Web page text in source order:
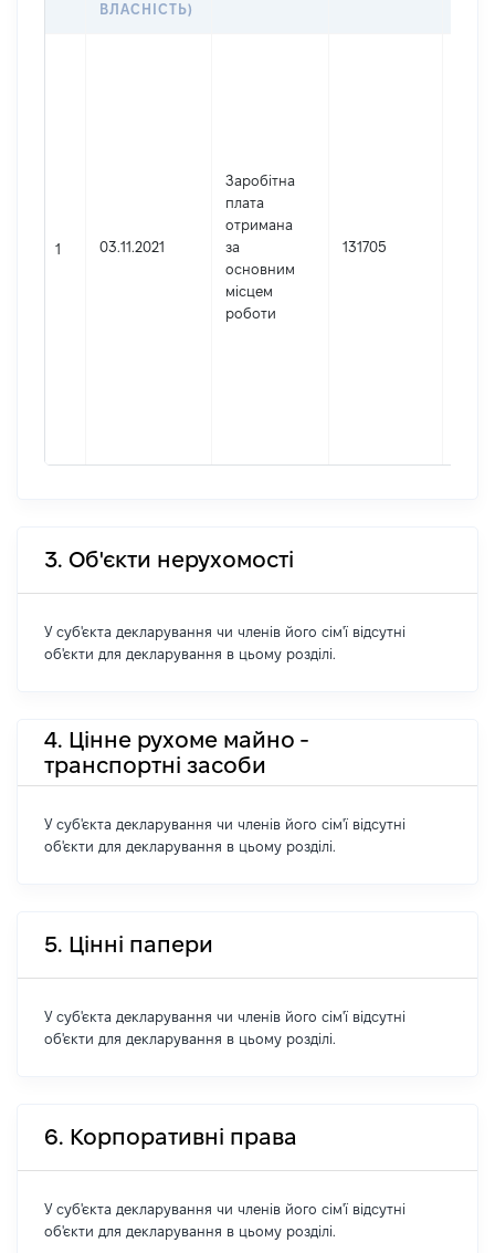
ВЛАСНІСТЬ)
1 03.11.2021
Заробітна
плата
отримана
за
основним
місцем
роботи
131705
3. Об'єкти нерухомості
У суб'єкта декларування чи членів його сім'ї відсутні
об'єкти для декларування в цьому розділі.
4. Цінне рухоме майно -
транспортні засоби
У суб'єкта декларування чи членів його сім'ї відсутні
об'єкти для декларування в цьому розділі.
5. Цінні папери
У суб'єкта декларування чи членів його сім'ї відсутні
об'єкти для декларування в цьому розділі.
6. Корпоративні права
У суб'єкта декларування чи членів його сім'ї відсутні
об'єкти для декларування в цьому розділі.